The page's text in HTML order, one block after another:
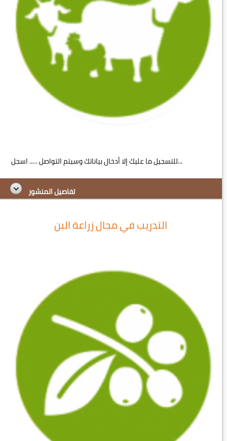
للتسجيل ما عليك إلا أدخال بياناتك وسيتم التواصل ….. اسجل...
تفاصيل المنشور
التدريب في مجال زراعة البن